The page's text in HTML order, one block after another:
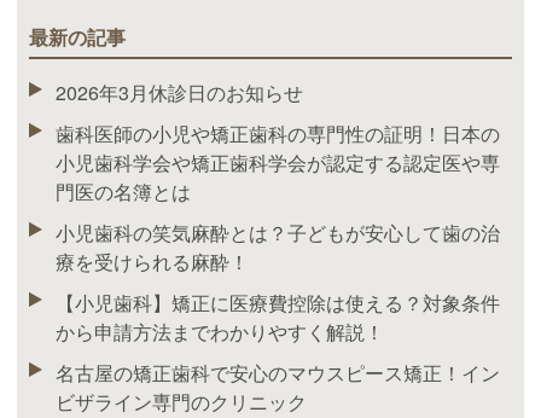
最新の記事
2026年3月休診日のお知らせ
歯科医師の小児や矯正歯科の専門性の証明！日本の
小児歯科学会や矯正歯科学会が認定する認定医や専
門医の名簿とは
小児歯科の笑気麻酔とは？子どもが安心して歯の治
療を受けられる麻酔！
【小児歯科】矯正に医療費控除は使える？対象条件
から申請方法までわかりやすく解説！
名古屋の矯正歯科で安心のマウスピース矯正！イン
ビザライン専門のクリニック